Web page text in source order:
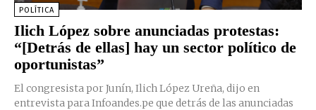
POLÍTICA
Ilich López sobre anunciadas protestas:
“[Detrás de ellas] hay un sector político de
oportunistas”
El congresista por Junín, Ilich López Ureña, dijo en
entrevista para Infoandes.pe que detrás de las anunciadas